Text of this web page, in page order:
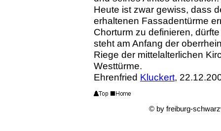
Heute ist zwar gewiss, dass
erhaltenen Fassadentürme
Chorturm zu definieren,
steht am Anfang der
Riege der mittelalterlichen
Westtürme.
Ehrenfried Kluckert,
© by freiburg-